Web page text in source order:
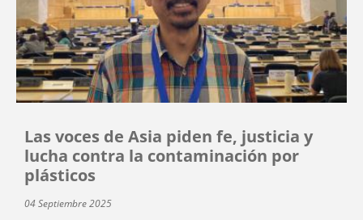
Las voces de Asia piden fe, justicia y
lucha contra la contaminación por
plásticos
04 Septiembre 2025